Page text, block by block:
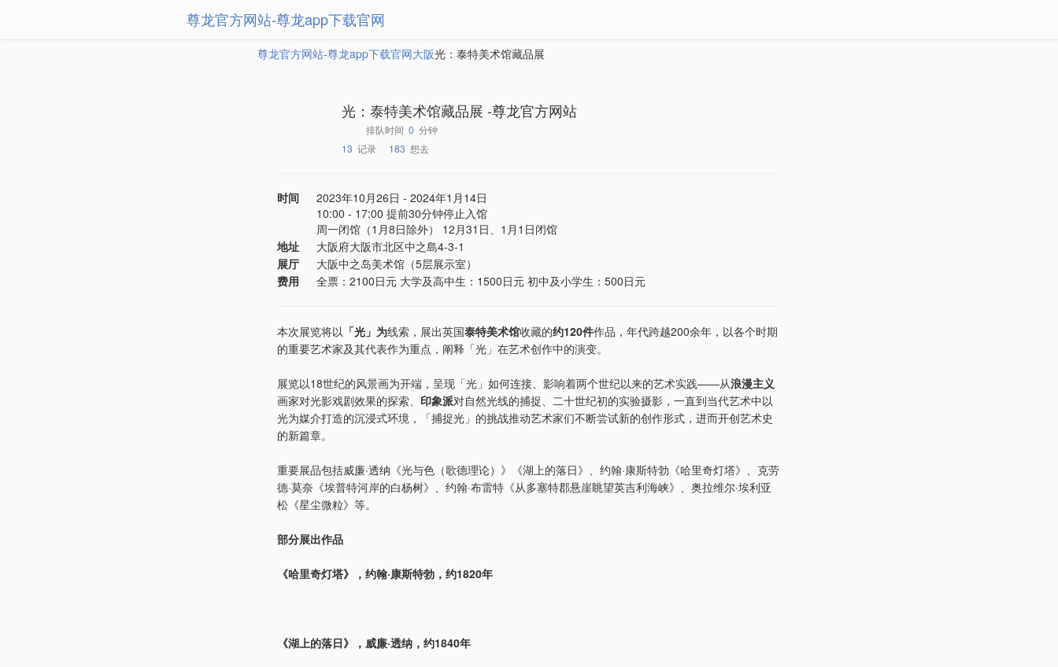
尊龙官方网站-尊龙app下载官网
尊龙官方网站-尊龙app下载官网大阪光：泰特美术馆藏品展
光：泰特美术馆藏品展 -尊龙官方网站
排队时间 0 分钟
13 记录 183 想去
时间
2023年10月26日 - 2024年1月14日
10:00 - 17:00 提前30分钟停止入馆
周一闭馆（1月8日除外） 12月31日、1月1日闭馆
地址
大阪府大阪市北区中之島4-3-1
展厅
大阪中之岛美术馆（5层展示室）
费用
全票：2100日元 大学及高中生：1500日元 初中及小学生：500日元
本次展览将以 「光」为线索，展出英国泰特美术馆收藏的约120件作品，年代跨越200余年，以各个时期
的重要艺术家及其代表作为重点，阐释「光」在艺术创作中的演变。
展览以18世纪的风景画为开端，呈现「光」如何连接、影响着两个世纪以来的艺术实践——从浪漫主义
画家对光影戏剧效果的探索、 印象派对自然光线的捕捉、二十世纪初的实验摄影，一直到当代艺术中以
光为媒介打造的沉浸式环境，「捕捉光」的挑战推动艺术家们不断尝试新的创作形式，进而开创艺术史
的新篇章。
重要展品包括威廉·透纳《光与色（歌德理论）》《湖上的落日》、约翰·康斯特勃《哈里奇灯塔》、克劳
德·莫奈《埃普特河岸的白杨树》、约翰·布雷特《从多塞特郡悬崖眺望英吉利海峡》、奥拉维尔·埃利亚
松《星尘微粒》等。
部分展出作品
《哈里奇灯塔》，约翰·康斯特勃，约1820年
《湖上的落日》，威廉·透纳，约1840年